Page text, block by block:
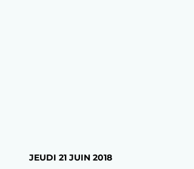
JEUDI 21 JUIN 2018